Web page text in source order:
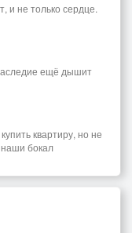
и не только сердце.
ещё дышит
квартиру, но не
бокал